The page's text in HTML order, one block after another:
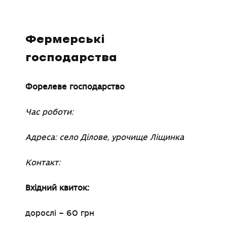
Фермерські
господарства
Форелеве господарство
Час роботи:
Адреса: село Ділове, урочище Ліщинка
Контакт:
Вхідний квиток:
дорослі – 60 грн